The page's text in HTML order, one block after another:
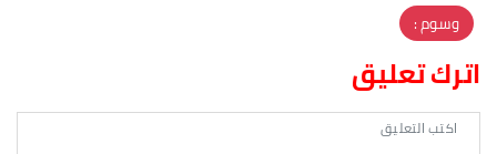
وسوم :
اترك تعليق